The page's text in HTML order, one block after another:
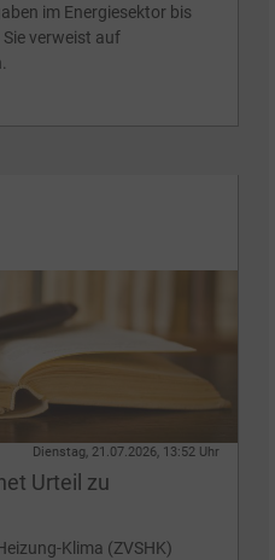
im Energiesektor bis
verweist auf
Dienstag, 21.07.2026, 13:52 Uhr
Urteil zu
Klima (ZVSHK)